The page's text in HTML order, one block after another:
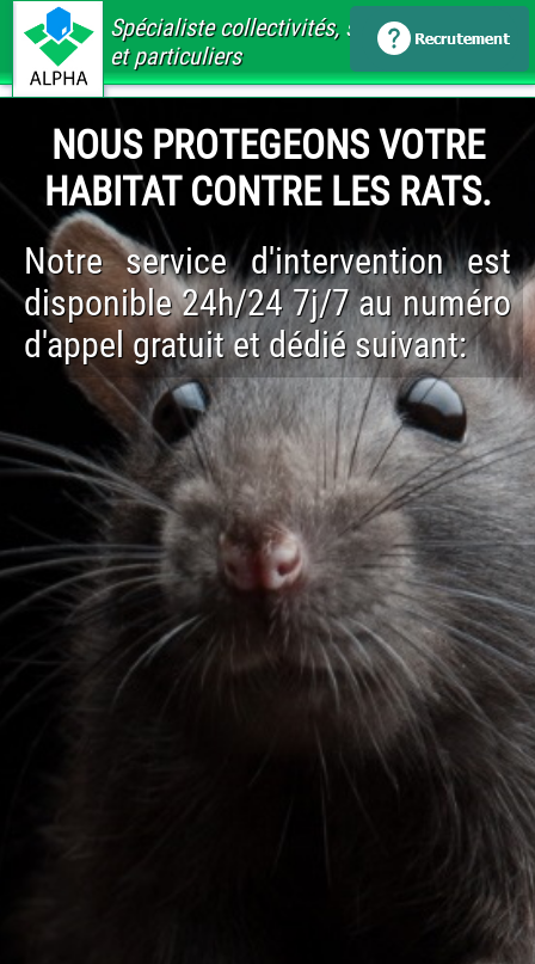
Spécialiste collectivités, santé, immobilier
et particuliers
NOUS PROTEGEONS VOTRE
HABITAT CONTRE LES RATS.
Notre service d'intervention est
disponible 24h/24 7j/7 au numéro
d'appel gratuit et dédié suivant: